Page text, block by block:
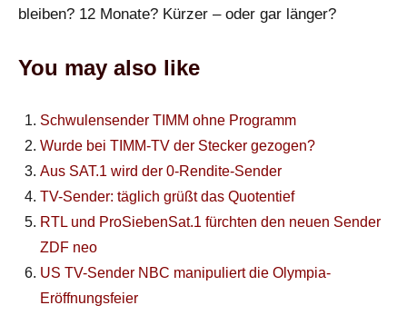
bleiben? 12 Monate? Kürzer – oder gar länger?
You may also like
Schwulensender TIMM ohne Programm
Wurde bei TIMM-TV der Stecker gezogen?
Aus SAT.1 wird der 0-Rendite-Sender
TV-Sender: täglich grüßt das Quotentief
RTL und ProSiebenSat.1 fürchten den neuen Sender
ZDF neo
US TV-Sender NBC manipuliert die Olympia-
Eröffnungsfeier